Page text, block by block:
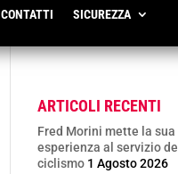
CONTATTI SICUREZZA
ARTICOLI RECENTI
Fred Morini mette la sua
esperienza al servizio del
ciclismo 1 Agosto 2026